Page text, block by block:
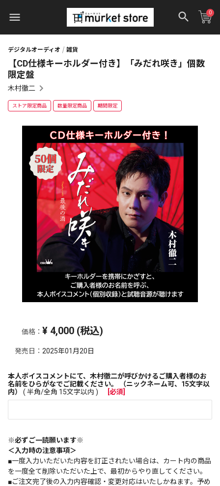
0
デジタルオーディオ 雑貨
【CD仕様キーホルダー付き】「みだれ咲き」個数
限定盤
木村徹二
ストア限定商品 数量限定商品 期間限定
価格： ¥ 4,000 (税込)
発売日： 2025年01月20日
本人ボイスコメントにて、木村徹二が呼びかけるご購入者様のお
名前をひらがなでご記載ください。 （ニックネーム可、15文字以
内） ( 半角/全角 15文字以内 )
※必ずご一読願います※
＜入力時の注意事項＞
■一度入力いただいた内容を訂正されたい場合は、カート内の商品
を一度全て削除いただいた上で、最初からやり直してください。
■ご注文完了後の入力内容確認・変更対応はいたしかねます。予め